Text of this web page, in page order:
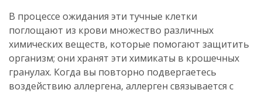
В процессе ожидания эти тучные клетки
поглощают из крови множество различных
химических веществ, которые помогают защитить
организм; они хранят эти химикаты в крошечных
гранулах. Когда вы повторно подвергаетесь
воздействию аллергена, аллерген связывается с